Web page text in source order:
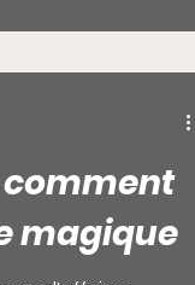
comment
magique